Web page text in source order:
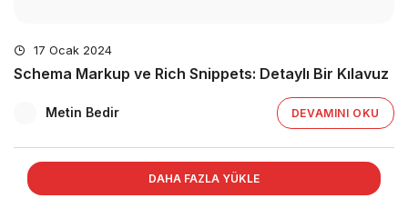
17 Ocak 2024
Schema Markup ve Rich Snippets: Detaylı Bir Kılavuz
Metin Bedir DEVAMINI OKU
DAHA FAZLA YÜKLE